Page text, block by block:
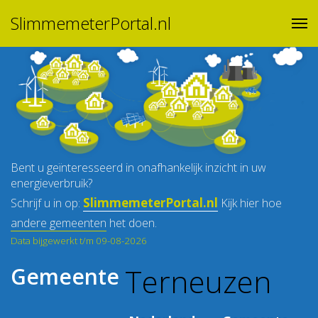
SlimmemeterPortal.nl
Bent u geïnteresseerd in onafhankelijk inzicht in uw
energieverbruik?
Schrijf u in op: SlimmemeterPortal.nl Kijk hier hoe
andere gemeenten het doen.
Data bijgewerkt t/m 09-08-2026
Gemeente Terneuzen